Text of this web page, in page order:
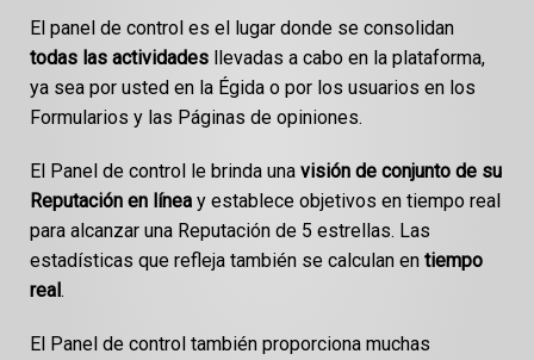
El panel de control es el lugar donde se consolidan
todas las actividades llevadas a cabo en la plataforma,
ya sea por usted en la Égida o por los usuarios en los
Formularios y las Páginas de opiniones.
El Panel de control le brinda una visión de conjunto de su
Reputación en línea y establece objetivos en tiempo real
para alcanzar una Reputación de 5 estrellas. Las
estadísticas que refleja también se calculan en tiempo
real.
El Panel de control también proporciona muchas